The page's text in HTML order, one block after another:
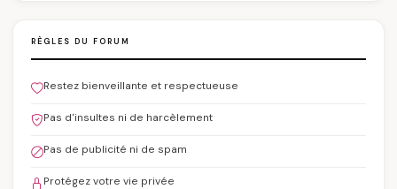
RÈGLES DU FORUM
Restez bienveillante et respectueuse
Pas d'insultes ni de harcèlement
Pas de publicité ni de spam
Protégez votre vie privée